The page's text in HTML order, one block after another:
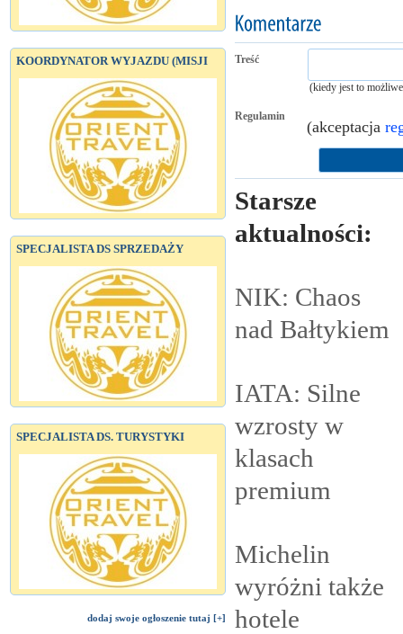
KOORDYNATOR WYJAZDU (MISJI
SPECJALISTA DS SPRZEDAŻY
SPECJALISTA DS. TURYSTYKI
dodaj swoje ogłoszenie tutaj [+]
Treść
(kiedy jest to
Regulamin
(akceptacja
Starsze
aktualności:
NIK: Chaos
nad Bałtykiem
IATA: Silne
wzrosty w
klasach
premium
Michelin
wyróżni także
hotele